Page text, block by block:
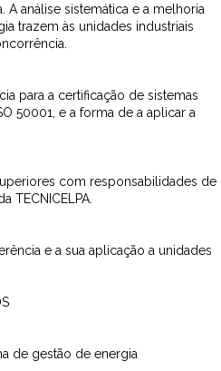
A análise sistemática e a melhoria
trazem às unidades industriais
para a certificação de sistemas
50001, e a forma de a aplicar a
com responsabilidades de
TECNICELPA.
e a sua aplicação a unidades
de gestão de energia